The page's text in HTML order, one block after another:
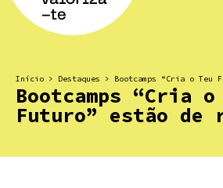
Início > Destaques > Bootcamps “Cria o Teu
Bootcamps “Cria o
Futuro” estão de